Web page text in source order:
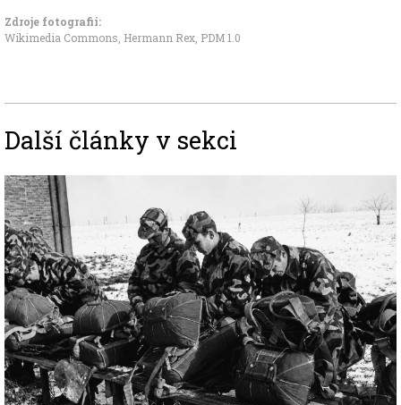
Zdroje fotografii:
Wikimedia Commons, Hermann Rex PDM 1.0
Další články v sekci
Image